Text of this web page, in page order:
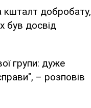
кшталт добробату,
був досвід
групи: дуже
– розповів